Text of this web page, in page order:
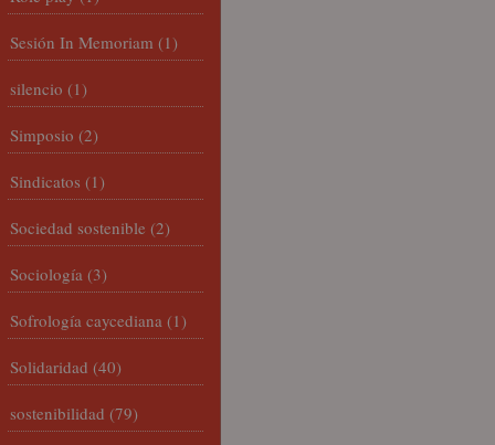
Sesión In Memoriam (1)
silencio (1)
Simposio (2)
Sindicatos (1)
Sociedad sostenible (2)
Sociología (3)
Sofrología caycediana (1)
Solidaridad (40)
sostenibilidad (79)